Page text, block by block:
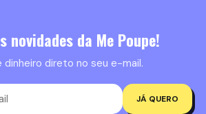
novidades da Me Poupe!
dinheiro direto no seu e-mail.
JÁ QUERO